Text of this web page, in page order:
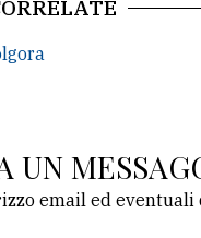
UN
email ed